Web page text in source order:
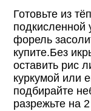
Готовьте из
подкисленной
форель
купите.Без
оставить рис
куркумой или
подбирайте
разрежьте на